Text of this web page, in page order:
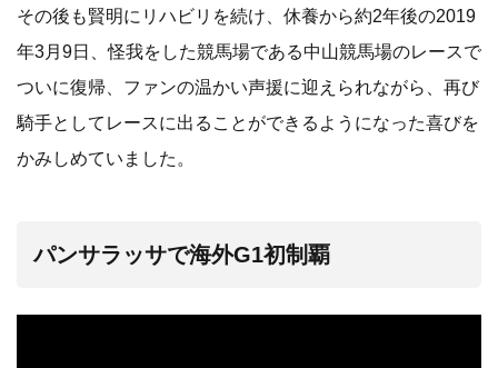
その後も賢明にリハビリを続け、休養から約2年後の2019
年3月9日、怪我をした競馬場である中山競馬場のレースで
ついに復帰、ファンの温かい声援に迎えられながら、再び
騎手としてレースに出ることができるようになった喜びを
かみしめていました。
パンサラッサで海外G1初制覇